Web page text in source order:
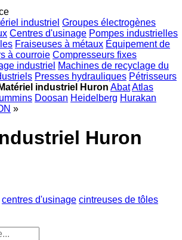
industriel Groupes électrogènes
Centres d'usinage Pompes industrielles
Fraiseuses à métaux Équipement de
à courroie Compresseurs fixes
industriel Machines de recyclage du
Presses hydrauliques Pétrisseurs
Matériel industriel Huron AbatAtlas
Doosan Heidelberg Hurakan
»
Huron
centres d'usinage cintreuses de tôles